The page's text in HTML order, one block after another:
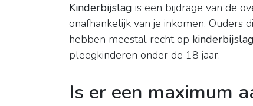
Kinderbijslag is een bijdrage van de
onafhankelijk van je inkomen. Ouders
hebben meestal recht op kinderbijslag
pleegkinderen onder de 18 jaar.
Is er een maximum